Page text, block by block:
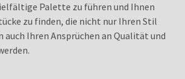
Palette zu führen und Ihnen
zu finden, die nicht nur Ihren Stil
auch Ihren Ansprüchen an Qualität und